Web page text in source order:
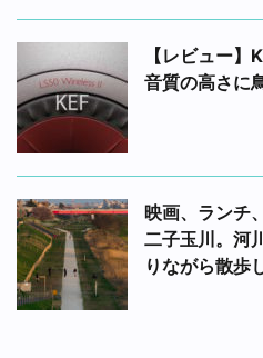
【レビュー
音質の高さに
映画、ランチ
二子玉川。河
りながら散歩